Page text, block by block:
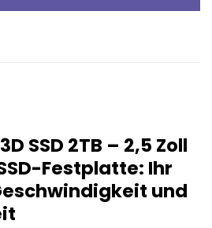
SSD 2TB – 2,5 Zoll
Festplatte: Ihr
und